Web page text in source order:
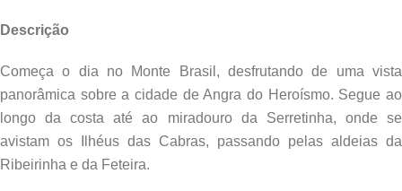
Descrição
Começa o dia no Monte Brasil, desfrutando de uma vista
panorâmica sobre a cidade de Angra do Heroísmo. Segue ao
longo da costa até ao miradouro da Serretinha, onde se
avistam os Ilhéus das Cabras, passando pelas aldeias da
Ribeirinha e da Feteira.